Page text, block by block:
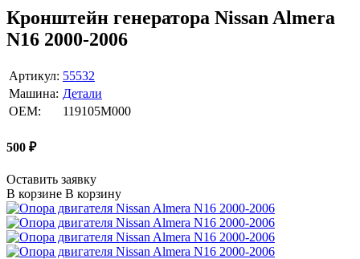
Кронштейн генератора Nissan Almera
N16 2000-2006
Артикул: 55532
Машина: Детали
OEM:
119105M000
500 ₽
Оставить заявку
В корзине В корзину